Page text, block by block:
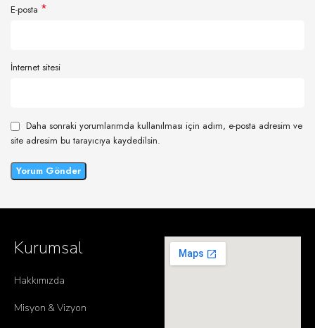
E-posta *
İnternet sitesi
Daha sonraki yorumlarımda kullanılması için adım, e-posta adresim ve
site adresim bu tarayıcıya kaydedilsin.
Kurumsal
Hakkımızda
Misyon & Vizyon